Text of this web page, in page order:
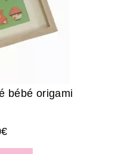
bébé origami
€